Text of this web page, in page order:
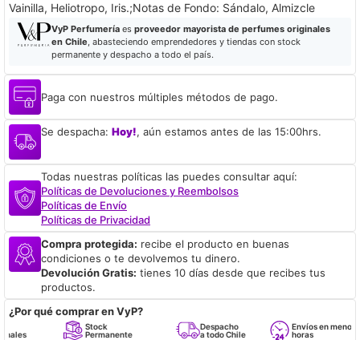
Vainilla, Heliotropo, Iris.;Notas de Fondo: Sándalo, Almizcle
VyP Perfumeríaes proveedor mayorista de perfumes originales
en Chile, abasteciendo emprendedores y tiendas con stock
permanente y despacho a todo el país.
Paga con nuestros múltiples métodos de pago.
Se despacha: Hoy!, aún estamos antes de las 15:00hrs.
Todas nuestras políticas las puedes consultar aquí:
Políticas de Devoluciones y Reembolsos
Políticas de Envío
Políticas de Privacidad
Compra protegida: recibe el producto en buenas
condiciones o te devolvemos tu dinero.
Devolución Gratis: tienes 10 días desde que recibes tus
productos.
¿Por qué comprar en VyP?
Stock
Permanente
Despacho
a todo Chile
Envíos en menos de 24
horas